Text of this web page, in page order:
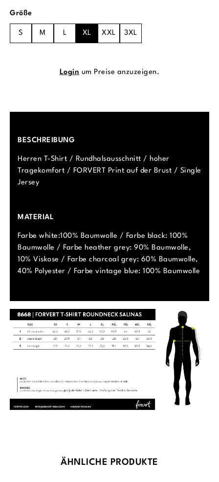
Größeauswählen
S M L XL XXL 3XL
Login um Preise anzuzeigen.
BESCHREIBUNG
Herren T-Shirt / Rundhalsausschnitt / hoher
Tragekomfort / FORVERT Print auf der Brust / Single
Jersey
MATERIAL
Farbe white:100% Baumwolle / Farbe black: 100%
Baumwolle / Farbe heather grey: 90% Baumwolle,
10% Viskose / Farbe charcoal grey: 60% Baumwolle,
40% Polyester / Farbe vintage blue: 100% Baumwolle
Produktgalerie überspringen
ÄHNLICHE PRODUKTE